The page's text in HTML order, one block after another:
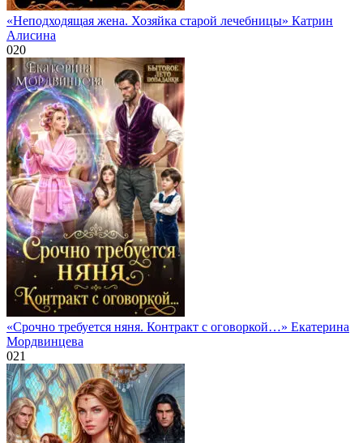
«Неподходящая жена. Хозяйка старой лечебницы» Катрин
Алисина
020
«Срочно требуется няня. Контракт с оговоркой…» Екатерина
Мордвинцева
021